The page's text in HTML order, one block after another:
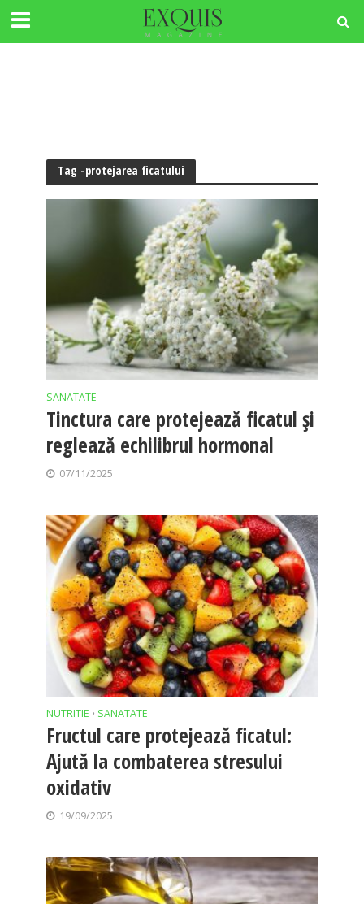
Tag -protejarea ficatului
SANATATE
Tinctura care protejează ficatul și
reglează echilibrul hormonal
07/11/2025
NUTRITIE • SANATATE
Fructul care protejează ficatul:
Ajută la combaterea stresului
oxidativ
19/09/2025